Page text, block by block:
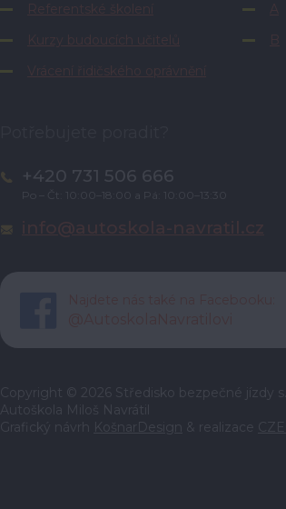
Referentské školení
Kurzy budoucích učitelů
Vrácení řidičského oprávnění
A
B
+420 731 506 666
Po – Čt: 10:00–18:00 a Pá: 10:00–13:30
info@autoskola-navratil.cz
Copyright © 2026 Středisko bezpečné jízdy
Autoškola Miloš Navrátil
Grafický návrh
KošnarDesign & realizace